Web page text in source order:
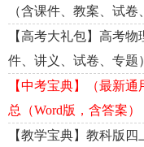
（含课件、教案、试卷
【高考大礼包】高考
件、讲义、试卷、专题）
【中考宝典】（最新
总（Word版，含答案）
【教学宝典】教科版